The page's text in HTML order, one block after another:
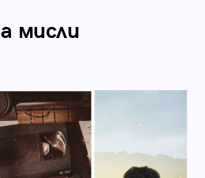
мисли